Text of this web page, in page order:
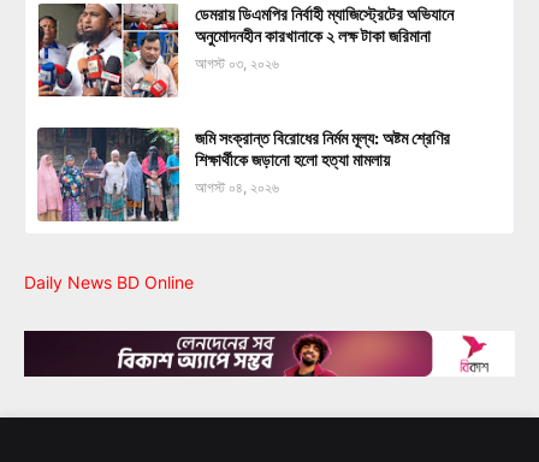
ডেমরায় ডিএমপির নির্বাহী ম্যাজিস্ট্রেটের অভিযানে
অনুমোদনহীন কারখানাকে ২ লক্ষ টাকা জরিমানা
আগস্ট ০৩, ২০২৬
জমি সংক্রান্ত বিরোধের নির্মম মূল্য: অষ্টম শ্রেণির
শিক্ষার্থীকে জড়ানো হলো হত্যা মামলায়
আগস্ট ০৪, ২০২৬
Daily News BD Online